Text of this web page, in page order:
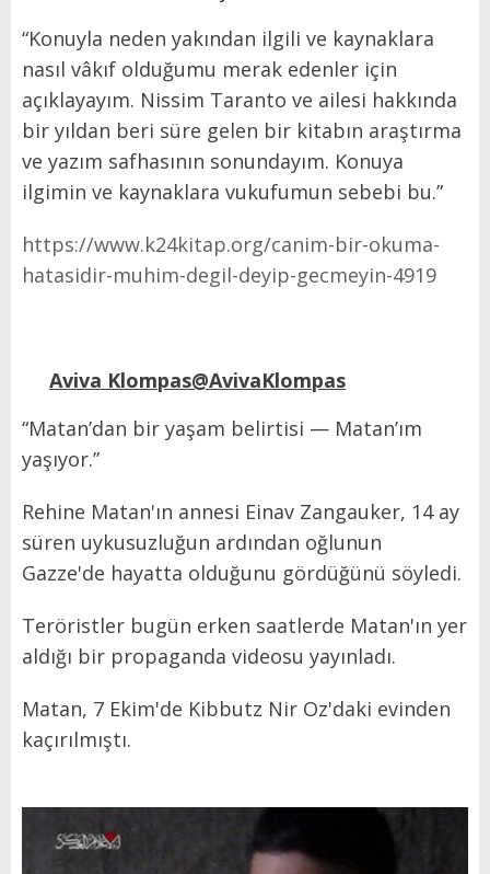
“Konuyla neden yakından ilgili ve kaynaklara
nasıl vâkıf olduğumu merak edenler için
açıklayayım. Nissim Taranto ve ailesi hakkında
bir yıldan beri süre gelen bir kitabın araştırma
ve yazım safhasının sonundayım. Konuya
ilgimin ve kaynaklara vukufumun sebebi bu.”
https://www.k24kitap.org/canim-bir-okuma-
hatasidir-muhim-degil-deyip-gecmeyin-4919
Aviva Klompas@AvivaKlompas
“Matan’dan bir yaşam belirtisi — Matan’ım
yaşıyor.”
Rehine Matan'ın annesi Einav Zangauker, 14 ay
süren uykusuzluğun ardından oğlunun
Gazze'de hayatta olduğunu gördüğünü söyledi.
Teröristler bugün erken saatlerde Matan'ın yer
aldığı bir propaganda videosu yayınladı.
Matan, 7 Ekim'de Kibbutz Nir Oz'daki evinden
kaçırılmıştı.